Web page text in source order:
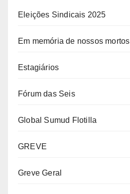
Eleições Sindicais 2025
Em memória de nossos mortos
Estagiários
Fórum das Seis
Global Sumud Flotilla
GREVE
Greve Geral